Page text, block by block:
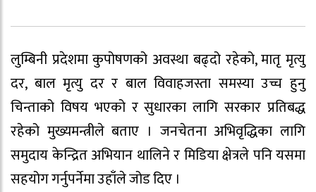
लुम्बिनी प्रदेशमा कुपोषणको अवस्था बढ्दो रहेको, मातृ मृत्यु
दर, बाल मृत्यु दर र बाल विवाहजस्ता समस्या उच्च हुनु
चिन्ताको विषय भएको र सुधारका लागि सरकार प्रतिबद्ध
रहेको मुख्यमन्त्रीले बताए । जनचेतना अभिवृद्धिका लागि
समुदाय केन्द्रित अभियान थालिने र मिडिया क्षेत्रले पनि यसमा
सहयोग गर्नुपर्नेमा उहाँले जोड दिए ।